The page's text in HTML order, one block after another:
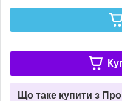
Що таке купити з